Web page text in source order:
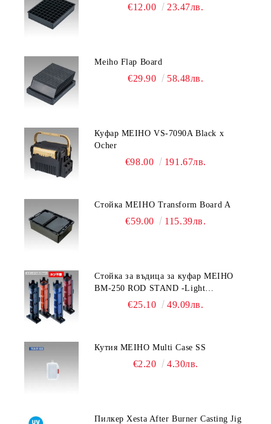
€12.00 23.47лв.
Meiho Flap Board
€29.90 58.48лв.
Куфар MEIHO VS-7090A Black x
Ocher
€98.00 191.67лв.
Стойка MEIHO Transform Board A
€59.00 115.39лв.
Стойка за въдица за куфар MEIHO
BM-250 ROD STAND -Light
Blue/Black color
€25.10 49.09лв.
Кутия MEIHO Multi Case SS
€2.20 4.30лв.
Пилкер Xesta After Burner Casting Jig